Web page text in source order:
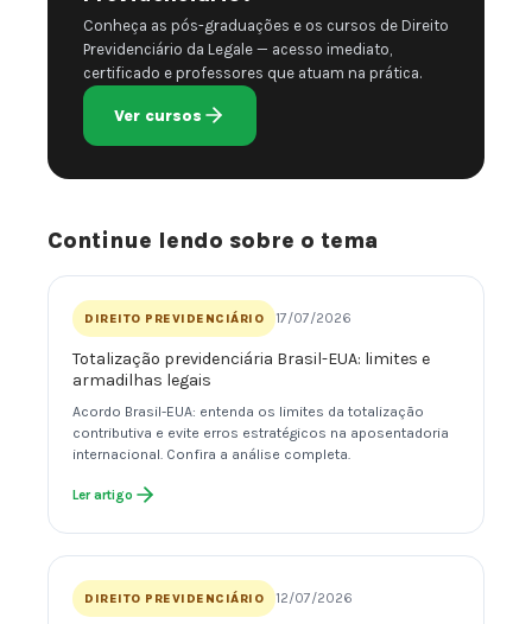
Conheça as pós-graduações e os cursos de Direito
Previdenciário da Legale — acesso imediato,
certificado e professores que atuam na prática.
Ver cursos
Continue lendo sobre o tema
DIREITO PREVIDENCIÁRIO 17/07/2026
Totalização previdenciária Brasil-EUA: limites e
armadilhas legais
Acordo Brasil-EUA: entenda os limites da totalização
contributiva e evite erros estratégicos na aposentadoria
internacional. Confira a análise completa.
Ler artigo
DIREITO PREVIDENCIÁRIO 12/07/2026